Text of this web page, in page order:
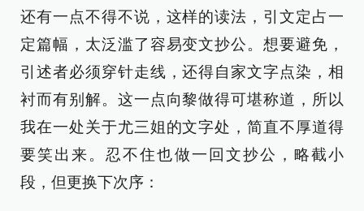
还有一点不得不说，这样的读法，引文定占一
定篇幅，太泛滥了容易变文抄公。想要避免，
引述者必须穿针走线，还得自家文字点染，相
衬而有别解。这一点向黎做得可堪称道，所以
我在一处关于尤三姐的文字处，简直不厚道得
要笑出来。忍不住也做一回文抄公，略截小
段，但更换下次序：